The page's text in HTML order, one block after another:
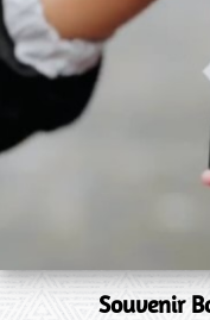
Souvenir